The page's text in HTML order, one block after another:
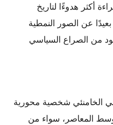
أكثر هدوءًا لتاريخ
بعيدًا عن الصور النمطية
من الصراع السياسي
الخامنئي شخصية محورية
المعاصر، سواء من